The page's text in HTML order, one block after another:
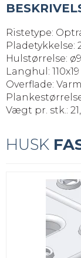
Ristetype:
Pladetykkelse:
Hulstørrelse:
Langhul:
Overflade:
Vægt pr. stk.:
HUSK